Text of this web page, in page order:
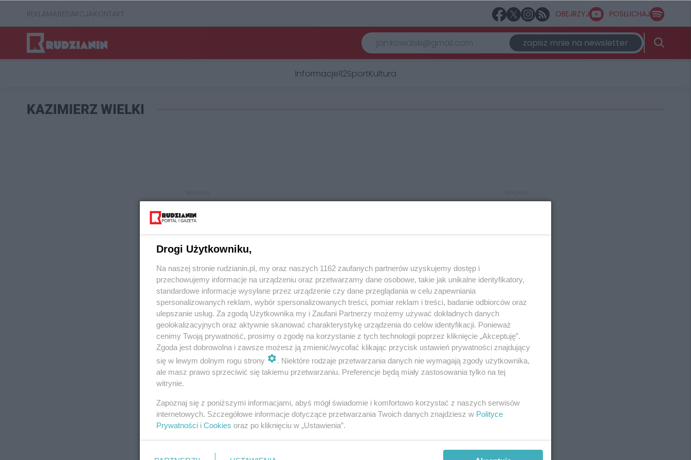
REKLAMAREDAKCJAKONTAKT OBEJRZYJ POSŁUCHAJ
zapisz mnie na newsletter
Informacje112SportKultura
KAZIMIERZ WIELKI
REKLAMA REKLAMA
Drogi Użytkowniku,
Na naszej stronie rudzianin.pl, my oraz naszych 1162 zaufanych partnerów uzyskujemy dostęp i
przechowujemy informacje na urządzeniu oraz przetwarzamy dane osobowe, takie jak unikalne identyfikatory,
standardowe informacje wysyłane przez urządzenie czy dane przeglądania w celu zapewniania
spersonalizowanych reklam, wybór spersonalizowanych treści, pomiar reklam i treści, badanie odbiorców oraz
ulepszanie usług. Za zgodą Użytkownika my i Zaufani Partnerzy możemy używać dokładnych danych
geolokalizacyjnych oraz aktywnie skanować charakterystykę urządzenia do celów identyfikacji. Ponieważ
cenimy Twoją prywatność, prosimy o zgodę na korzystanie z tych technologii poprzez kliknięcie „Akceptuję”.
Zgoda jest dobrowolna i zawsze możesz ją zmienić/wycofać klikając przycisk ustawień prywatności znajdujący
się w lewym dolnym rogu strony
. Niektóre rodzaje przetwarzania danych nie wymagają zgody użytkownika,
ale masz prawo sprzeciwić się takiemu przetwarzaniu. Preferencje będą miały zastosowania tylko na tej
witrynie.
Zapoznaj się z poniższymi informacjami, abyś mógł świadomie i komfortowo korzystać z naszych serwisów
internetowych. Szczegółowe informacje dotyczące przetwarzania Twoich danych znajdziesz w Polityce
Prywatności i Cookies oraz po kliknięciu w „Ustawienia”.